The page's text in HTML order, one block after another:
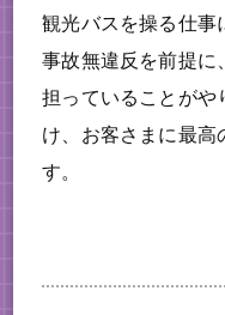
観光バスを操る仕
事故無違反を前提に
担っていることがや
け、お客さまに最高
す。